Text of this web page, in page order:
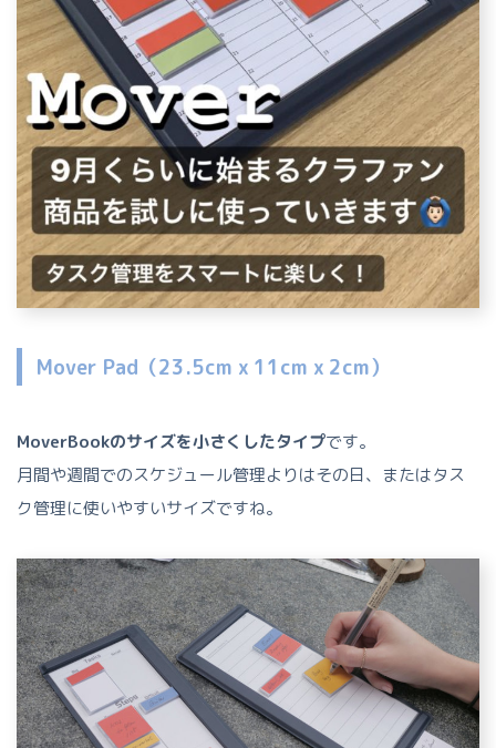
Mover Pad（23.5cm x 11cm x 2cm）
MoverBookのサイズを小さくしたタイプです。
月間や週間でのスケジュール管理よりはその日、またはタス
ク管理に使いやすいサイズですね。